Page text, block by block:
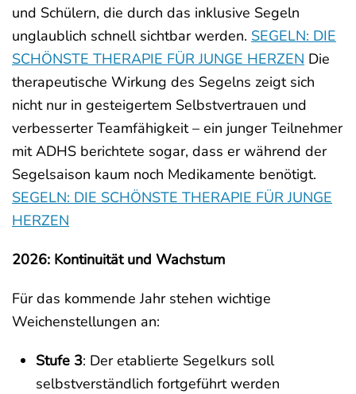
und Schülern, die durch das inklusive Segeln
unglaublich schnell sichtbar werden. SEGELN: DIE
SCHÖNSTE THERAPIE FÜR JUNGE HERZEN Die
therapeutische Wirkung des Segelns zeigt sich
nicht nur in gesteigertem Selbstvertrauen und
verbesserter Teamfähigkeit – ein junger Teilnehmer
mit ADHS berichtete sogar, dass er während der
Segelsaison kaum noch Medikamente benötigt.
SEGELN: DIE SCHÖNSTE THERAPIE FÜR JUNGE
HERZEN
2026: Kontinuität und Wachstum
Für das kommende Jahr stehen wichtige
Weichenstellungen an:
Stufe 3: Der etablierte Segelkurs soll
selbstverständlich fortgeführt werden